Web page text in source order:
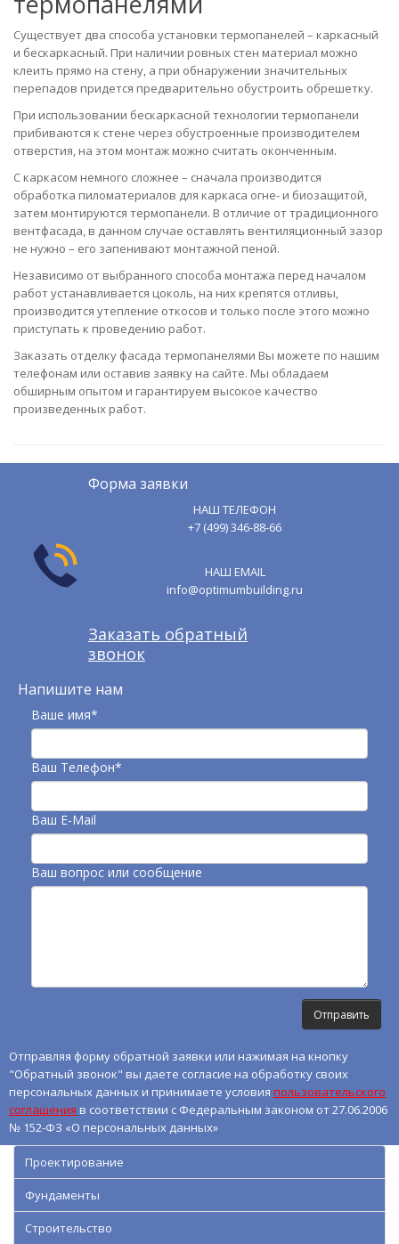
Существует два способа установки термопанелей – каркасный
и бескаркасный. При наличии ровных стен материал можно
клеить прямо на стену, а при обнаружении значительных
перепадов придется предварительно обустроить обрешетку.
При использовании бескаркасной технологии термопанели
прибиваются к стене через обустроенные производителем
отверстия, на этом монтаж можно считать оконченным.
С каркасом немного сложнее – сначала производится
обработка пиломатериалов для каркаса огне- и биозащитой,
затем монтируются термопанели. В отличие от традиционного
вентфасада, в данном случае оставлять вентиляционный зазор
не нужно – его запенивают монтажной пеной.
Независимо от выбранного способа монтажа перед началом
работ устанавливается цоколь, на них крепятся отливы,
производится утепление откосов и только после этого можно
приступать к проведению работ.
Заказать отделку фасада термопанелями Вы можете по нашим
телефонам или оставив заявку на сайте. Мы обладаем
обширным опытом и гарантируем высокое качество
произведенных работ.
Форма заявки
НАШ ТЕЛЕФОН
+7 (499) 346-88-66
НАШ EMAIL
info@optimumbuilding.ru
Заказать обратный
звонок
Напишите нам
Ваше имя*
Ваш Телефон*
Ваш E-Mail
Ваш вопрос или сообщение
Отправляя форму обратной заявки или нажимая на кнопку
"Обратный звонок" вы даете согласие на обработку своих
персональных данных и принимаете условия пользовательского
соглашения в соответствии с Федеральным законом от 27.06.2006
№ 152-ФЗ «О персональных данных»
Проектирование
Фундаменты
Строительство